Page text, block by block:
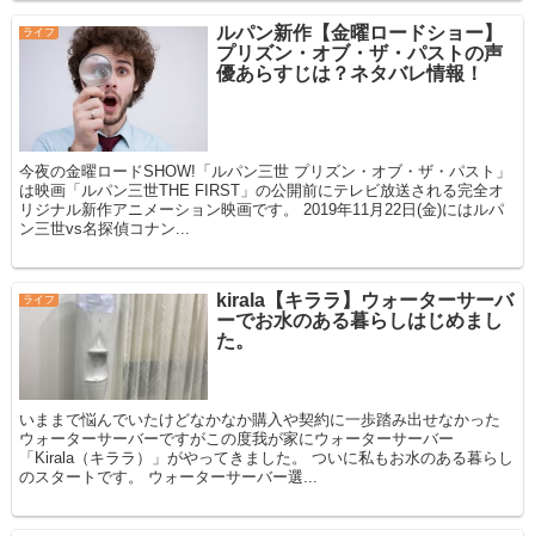
ライフ
ルパン新作【金曜ロードショー】
プリズン・オブ・ザ・パストの声
優あらすじは？ネタバレ情報！
今夜の金曜ロードSHOW!「ルパン三世 プリズン・オブ・ザ・パスト」
は映画「ルパン三世THE FIRST」の公開前にテレビ放送される完全オ
リジナル新作アニメーション映画です。 2019年11月22日(金)にはルパ
ン三世vs名探偵コナン...
ライフ
kirala【キララ】ウォーターサーバ
ーでお水のある暮らしはじめまし
た。
いままで悩んでいたけどなかなか購入や契約に一歩踏み出せなかった
ウォーターサーバーですがこの度我が家にウォーターサーバー
「Kirala（キララ）」がやってきました。 ついに私もお水のある暮らし
のスタートです。 ウォーターサーバー選...